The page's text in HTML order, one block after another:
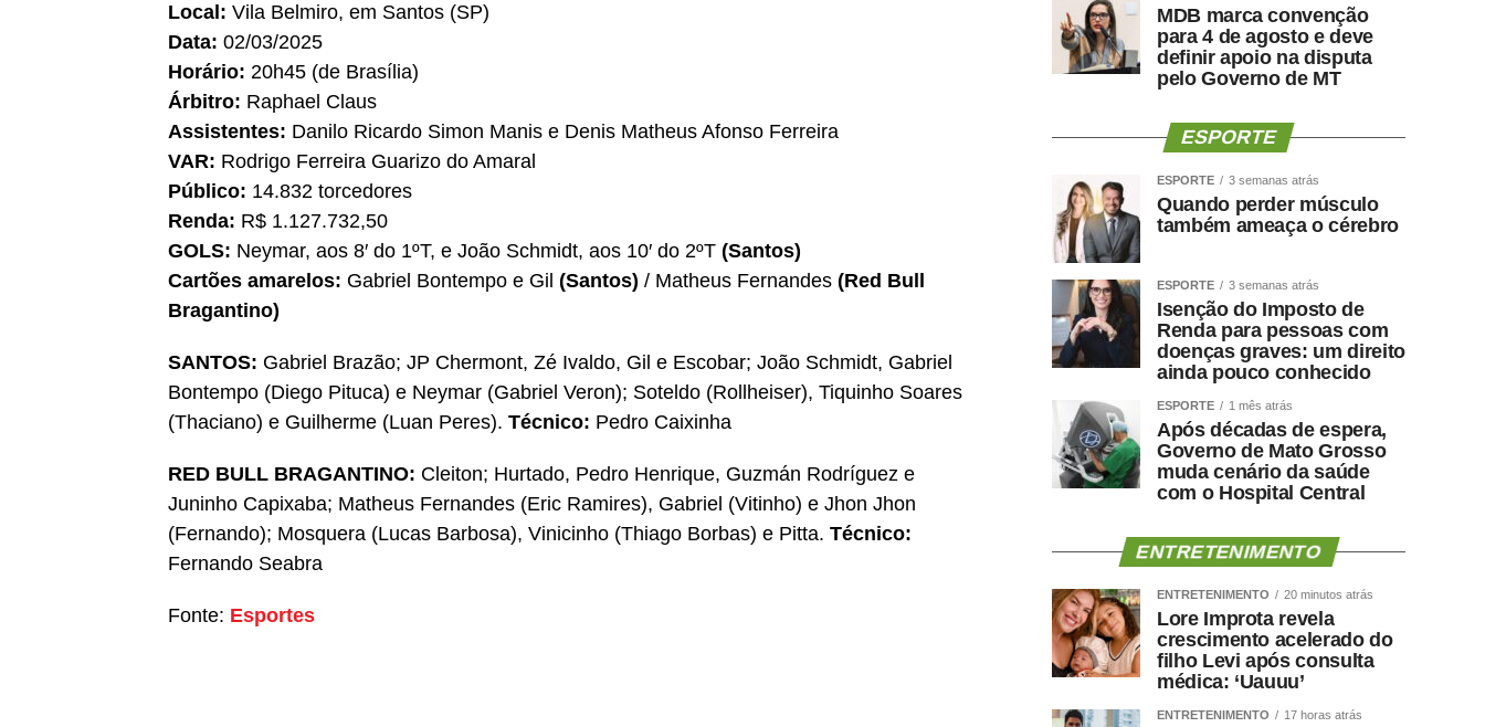
Local: Vila Belmiro, em Santos (SP)
Data: 02/03/2025
Horário: 20h45 (de Brasília)
Árbitro: Raphael Claus
Assistentes: Danilo Ricardo Simon Manis e Denis Matheus Afonso Ferreira
VAR: Rodrigo Ferreira Guarizo do Amaral
Público: 14.832 torcedores
Renda: R$ 1.127.732,50
GOLS: Neymar, aos 8′ do 1ºT, e João Schmidt, aos 10′ do 2ºT (Santos)
Cartões amarelos: Gabriel Bontempo e Gil (Santos) / Matheus Fernandes (Red Bull
Bragantino)
SANTOS: Gabriel Brazão; JP Chermont, Zé Ivaldo, Gil e Escobar; João Schmidt, Gabriel
Bontempo (Diego Pituca) e Neymar (Gabriel Veron); Soteldo (Rollheiser), Tiquinho Soares
(Thaciano) e Guilherme (Luan Peres). Técnico: Pedro Caixinha
RED BULL BRAGANTINO: Cleiton; Hurtado, Pedro Henrique, Guzmán Rodríguez e
Juninho Capixaba; Matheus Fernandes (Eric Ramires), Gabriel (Vitinho) e Jhon Jhon
(Fernando); Mosquera (Lucas Barbosa), Vinicinho (Thiago Borbas) e Pitta. Técnico:
Fernando Seabra
Fonte: Esportes
MDB marca convenção
para 4 de agosto e deve
definir apoio na disputa
pelo Governo de MT
ESPORTE
ESPORTE 3 semanas atrás
Quando perder músculo
também ameaça o cérebro
ESPORTE 3 semanas atrás
Isenção do Imposto de
Renda para pessoas com
doenças graves: um direito
ainda pouco conhecido
ESPORTE 1 mês atrás
Após décadas de espera,
Governo de Mato Grosso
muda cenário da saúde
com o Hospital Central
ENTRETENIMENTO
ENTRETENIMENTO 20 minutos atrás
Lore Improta revela
crescimento acelerado do
filho Levi após consulta
médica: ‘Uauuu’
ENTRETENIMENTO 17 horas atrás